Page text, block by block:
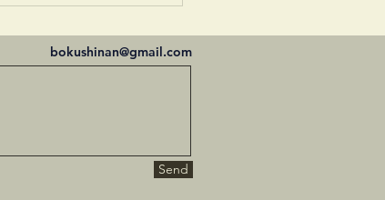
bokushinan@gmail.com
Send